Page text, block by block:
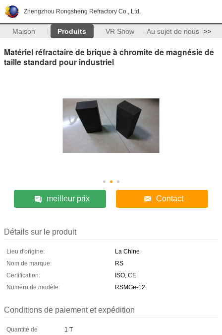
Zhengzhou Rongsheng Refractory Co., Ltd.
Maison Produits VR Show Au sujet de nous >>
Matériel réfractaire de brique à chromite de magnésie de
taille standard pour industriel
meilleur prix Contact
Détails sur le produit
Lieu d'origine:
La Chine
Nom de marque:
RS
Certification:
ISO, CE
Numéro de modèle:
RSMGe-12
Conditions de paiement et expédition
Quantité de
1 T